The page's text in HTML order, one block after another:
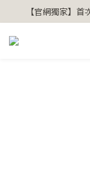
【官網獨家】
【官網獨家】
安心專